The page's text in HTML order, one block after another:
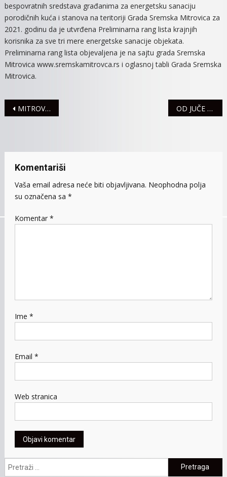
LISTA
KRAJNJIH
KORISNIKA
SVE
TRI
OBJEKATA
bespovratnih sredstava građanima za energetsku sanaciju
porodičnih kuća i stanova na teritoriji Grada Sremska Mitrovica za
2021. godinu da je utvrđena Preliminarna rang lista krajnjih
korisnika za sve tri mere energetske sanacije objekata.
Preliminarna rang lista objevaljena je na sajtu grada Sremska
Mitrovica www.sremskamitrovca.rs i oglasnoj tabli Grada Sremska
Mitrovica.
Navigacija
MITROVICA USKORO DOBIJA TURISTIČKI INFO CENTAR I JAVNI TOALET OD JUČE SEDAM SAOBRAĆAJNIH NEZGODA
Komentariši
Vaša email adresa neće biti objavljivana. Neophodna polja
su označena sa *
Komentar *
Ime *
Email *
Web stranica
Pretraga: